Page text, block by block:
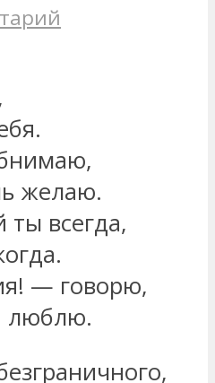
желаю.
ты всегда,
— говорю,
люблю.